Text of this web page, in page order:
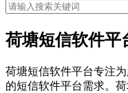
荷塘短信软件平
荷塘短信软件平台专注
的短信软件平台需求。